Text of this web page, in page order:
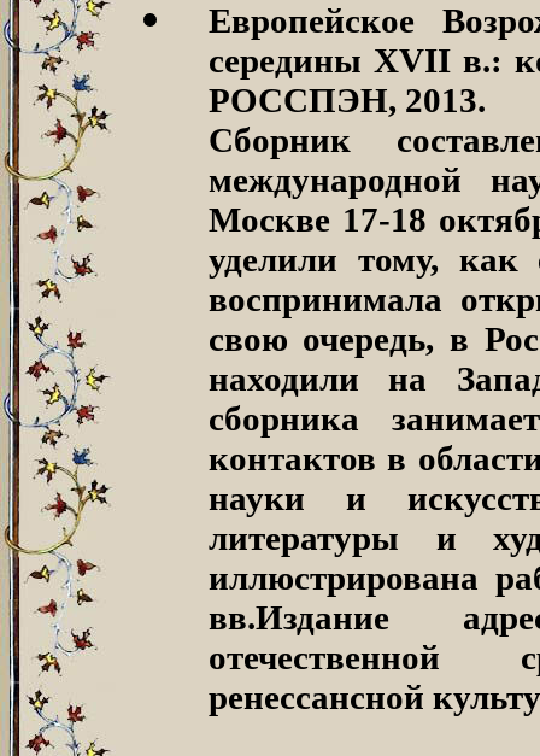
Европейское
середины XVII в.:
РОССПЭН, 2013.
Сборник
международной
Москве 17-18
уделили тому, как
воспринимала
свою очередь, в
находили на
сборника
контактов в
науки и
литературы и
иллюстрирована
вв.Издание
отечественной
ренессансной